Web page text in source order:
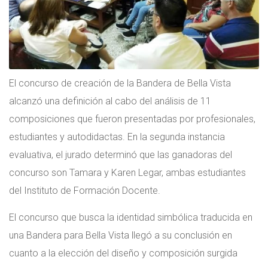
El concurso de creación de la Bandera de Bella Vista
alcanzó una definición al cabo del análisis de 11
composiciones que fueron presentadas por profesionales,
estudiantes y autodidactas. En la segunda instancia
evaluativa, el jurado determinó que las ganadoras del
concurso son Tamara y Karen Legar, ambas estudiantes
del Instituto de Formación Docente.
El concurso que busca la identidad simbólica traducida en
una Bandera para Bella Vista llegó a su conclusión en
cuanto a la elección del diseño y composición surgida